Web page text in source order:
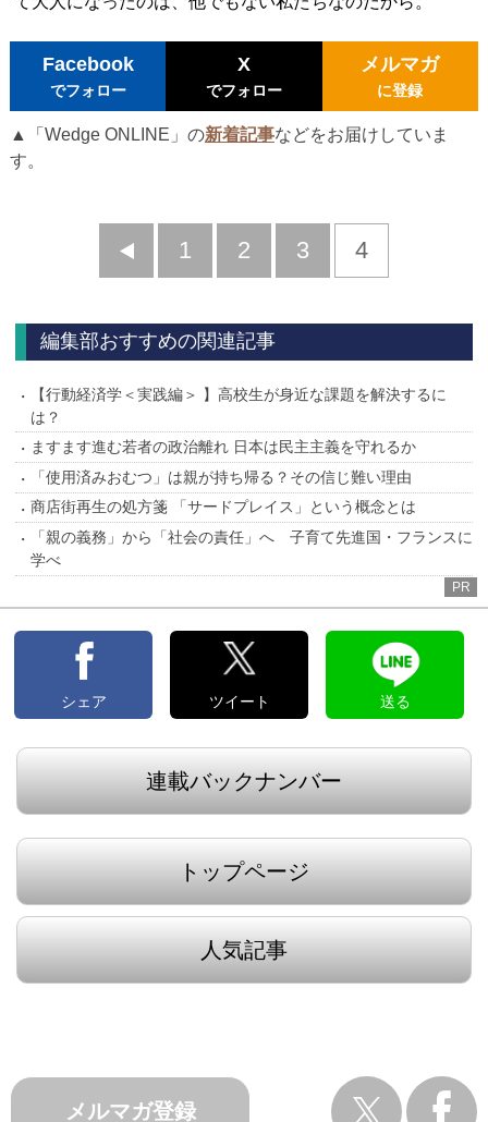
Facebook
でフォロー
X
でフォロー
メルマガ
に登録
▲「Wedge ONLINE」の新着記事などをお届けしていま
す。
前
1 2 3 4
編集部おすすめの関連記事
【行動経済学＜実践編＞ 】高校生が身近な課題を解決するに
は？
ますます進む若者の政治離れ 日本は民主主義を守れるか
「使用済みおむつ」は親が持ち帰る？その信じ難い理由
商店街再生の処方箋 「サードプレイス」という概念とは
「親の義務」から「社会の責任」へ 子育て先進国・フランスに
学べ
PR
シェア ツイート 送る
連載バックナンバー
トップページ
人気記事
メルマガ登録